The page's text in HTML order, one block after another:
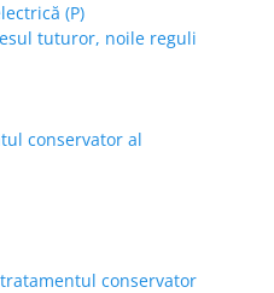
(P)
tuturor, noile reguli
conservator al
conservator